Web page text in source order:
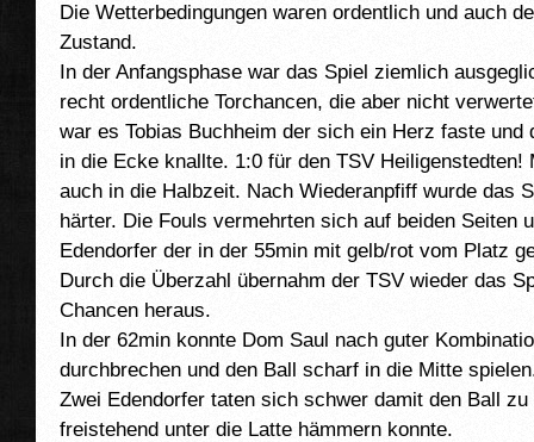
Die Wetterbedingungen waren ordentlich und auch
Zustand.
In der Anfangsphase war das Spiel ziemlich
recht ordentliche Torchancen, die aber nicht
war es Tobias Buchheim der sich ein Herz faste und
in die Ecke knallte. 1:0 für den TSV Heiligenstedten!
auch in die Halbzeit. Nach Wiederanpfiff wurde das
härter. Die Fouls vermehrten sich auf beiden Seiten
Edendorfer der in der 55min mit gelb/rot vom Platz
Durch die Überzahl übernahm der TSV wieder das
Chancen heraus.
In der 62min konnte Dom Saul nach guter
durchbrechen und den Ball scharf in die Mitte
Zwei Edendorfer taten sich schwer damit den Ball
freistehend unter die Latte hämmern konnte.